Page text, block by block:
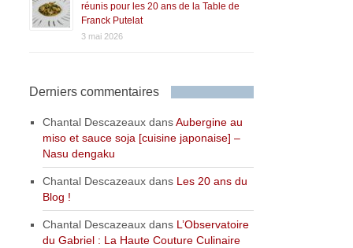
réunis pour les 20 ans de la Table de
Franck Putelat
3 mai 2026
Derniers commentaires
Chantal Descazeaux dansAubergine au
miso et sauce soja [cuisine japonaise] –
Nasu dengaku
Chantal Descazeaux dans Les 20 ans du
Blog !
Chantal Descazeaux dans L’Observatoire
du Gabriel : La Haute Couture Culinaire